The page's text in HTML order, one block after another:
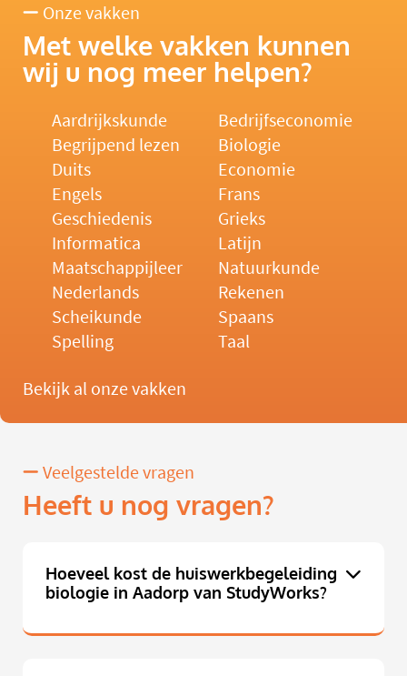
Onze vakken
Met welke vakken kunnen
wij u nog meer helpen?
Aardrijkskunde
Bedrijfseconomie
Begrijpend lezen
Biologie
Duits
Economie
Engels
Frans
Geschiedenis
Grieks
Informatica
Latijn
Maatschappijleer
Natuurkunde
Nederlands
Rekenen
Scheikunde
Spaans
Spelling
Taal
Bekijk al onze vakken
Veelgestelde vragen
Heeft u nog vragen?
Hoeveel kost de huiswerkbegeleiding
biologie in Aadorp van StudyWorks?